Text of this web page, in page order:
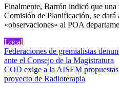
Finalmente, Barrón indicó que
Comisión de Planificación, se dará
«observaciones» al POA
Local
Navegación
de
entradas
Federaciones de gremialistas
ante el Consejo de la Magistratura
COD exige a la AISEM
proyecto de Radioterapia